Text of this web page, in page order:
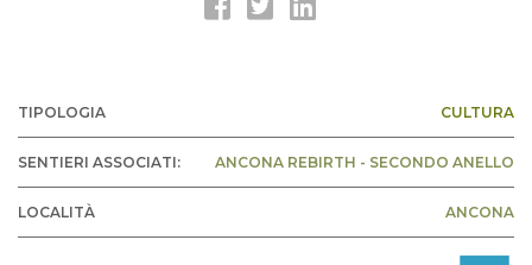
TIPOLOGIA CULTURA
SENTIERI ASSOCIATI: ANCONA REBIRTH - SECONDO ANELLO
LOCALITÀ ANCONA